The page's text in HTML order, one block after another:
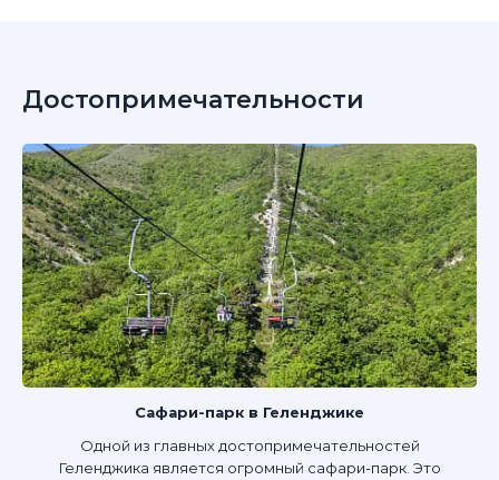
Достопримечательности
Сафари-парк в Геленджике
Одной из главных достопримечательностей
Геленджика является огромный сафари-парк. Это